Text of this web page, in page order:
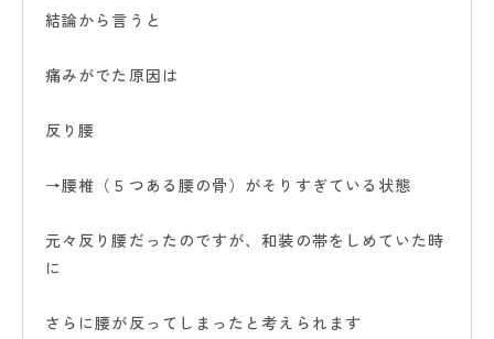
結論から言うと
痛みがでた原因は
反り腰
→腰椎（５つある腰の骨）がそりすぎている状態
元々反り腰だったのですが、和装の帯をしめていた時
に
さらに腰が反ってしまったと考えられます